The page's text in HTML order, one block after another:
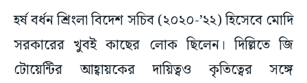
হর্ষ বর্ধন শ্রিংলা বিদেশ সচিব (২০২০-’২২) হিসেবে মোদি
সরকারের খুবই কাছের লোক ছিলেন। দিল্লিতে জি
টোয়েন্টির আহ্বায়কের দায়িত্বও কৃতিত্বের সঙ্গে